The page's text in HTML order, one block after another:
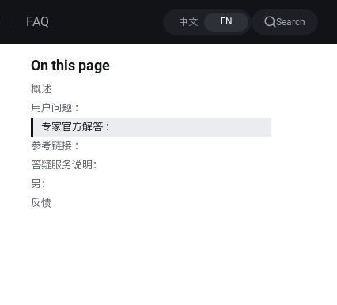
FAQ Search
On this page
概述
用户问题 ：
专家官方解答 ：
参考链接 ：
答疑服务说明：
另：
反馈